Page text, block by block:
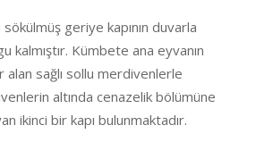
geriye kapının duvarla
kalmıştır. Kümbete ana eyvanın
alan sağlı sollu merdivenlerle
altında cenazelik bölümüne
ikinci bir kapı bulunmaktadır.